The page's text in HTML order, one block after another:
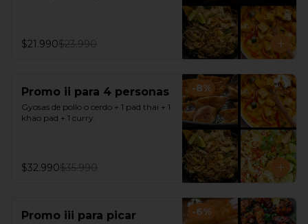
$21.990$23.990
-8%
Promo ii para 4 personas
Gyosas de pollo o cerdo + 1 pad thai + 1
khao pad + 1 curry.
$32.990$35.990
-6%
Promo iii para picar